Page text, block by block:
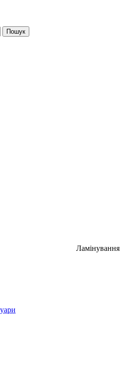
Пошук
Ламінування